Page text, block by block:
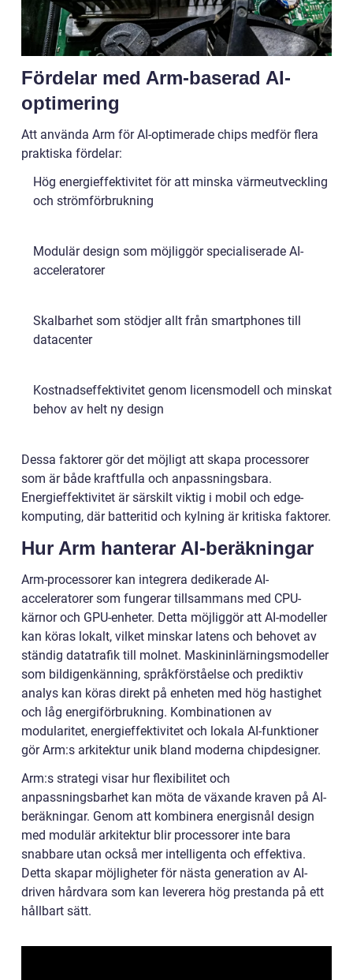
Fördelar med Arm-baserad AI-
optimering
Att använda Arm för AI-optimerade chips medför flera
praktiska fördelar:
Hög energieffektivitet för att minska värmeutveckling
och strömförbrukning
Modulär design som möjliggör specialiserade AI-
acceleratorer
Skalbarhet som stödjer allt från smartphones till
datacenter
Kostnadseffektivitet genom licensmodell och minskat
behov av helt ny design
Dessa faktorer gör det möjligt att skapa processorer
som är både kraftfulla och anpassningsbara.
Energieffektivitet är särskilt viktig i mobil och edge-
komputing, där batteritid och kylning är kritiska faktorer.
Hur Arm hanterar AI-beräkningar
Arm-processorer kan integrera dedikerade AI-
acceleratorer som fungerar tillsammans med CPU-
kärnor och GPU-enheter. Detta möjliggör att AI-modeller
kan köras lokalt, vilket minskar latens och behovet av
ständig datatrafik till molnet. Maskininlärningsmodeller
som bildigenkänning, språkförståelse och prediktiv
analys kan köras direkt på enheten med hög hastighet
och låg energiförbrukning. Kombinationen av
modularitet, energieffektivitet och lokala AI-funktioner
gör Arm:s arkitektur unik bland moderna chipdesigner.
Arm:s strategi visar hur flexibilitet och
anpassningsbarhet kan möta de växande kraven på AI-
beräkningar. Genom att kombinera energisnål design
med modulär arkitektur blir processorer inte bara
snabbare utan också mer intelligenta och effektiva.
Detta skapar möjligheter för nästa generation av AI-
driven hårdvara som kan leverera hög prestanda på ett
hållbart sätt.